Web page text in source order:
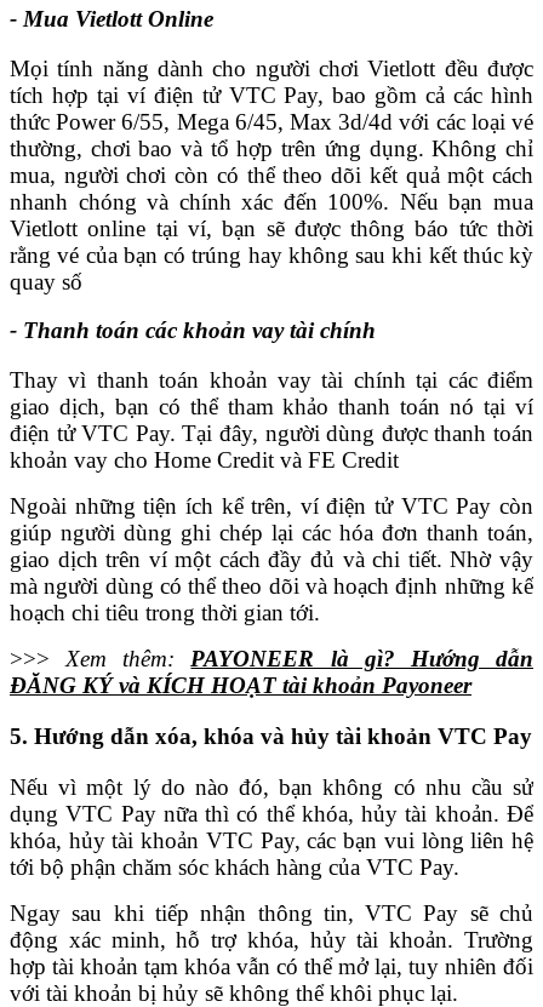
- Mua Vietlott Online
Mọi tính năng dành cho người chơi Vietlott đều được
tích hợp tại ví điện tử VTC Pay, bao gồm cả các hình
thức Power 6/55, Mega 6/45, Max 3d/4d với các loại vé
thường, chơi bao và tổ hợp trên ứng dụng. Không chỉ
mua, người chơi còn có thể theo dõi kết quả một cách
nhanh chóng và chính xác đến 100%. Nếu bạn mua
Vietlott online tại ví, bạn sẽ được thông báo tức thời
rằng vé của bạn có trúng hay không sau khi kết thúc kỳ
quay số
- Thanh toán các khoản vay tài chính
Thay vì thanh toán khoản vay tài chính tại các điểm
giao dịch, bạn có thể tham khảo thanh toán nó tại ví
điện tử VTC Pay. Tại đây, người dùng được thanh toán
khoản vay cho Home Credit và FE Credit
Ngoài những tiện ích kể trên, ví điện tử VTC Pay còn
giúp người dùng ghi chép lại các hóa đơn thanh toán,
giao dịch trên ví một cách đầy đủ và chi tiết. Nhờ vậy
mà người dùng có thể theo dõi và hoạch định những kế
hoạch chi tiêu trong thời gian tới.
>>> Xem thêm: PAYONEER là gì? Hướng dẫn
ĐĂNG KÝ và KÍCH HOẠT tài khoản Payoneer
5. Hướng dẫn xóa, khóa và hủy tài khoản VTC Pay
Nếu vì một lý do nào đó, bạn không có nhu cầu sử
dụng VTC Pay nữa thì có thể khóa, hủy tài khoản. Để
khóa, hủy tài khoản VTC Pay, các bạn vui lòng liên hệ
tới bộ phận chăm sóc khách hàng của VTC Pay.
Ngay sau khi tiếp nhận thông tin, VTC Pay sẽ chủ
động xác minh, hỗ trợ khóa, hủy tài khoản. Trường
hợp tài khoản tạm khóa vẫn có thể mở lại, tuy nhiên đối
với tài khoản bị hủy sẽ không thể khôi phục lại.